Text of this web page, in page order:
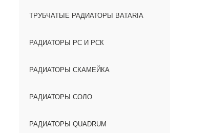
ТРУБЧАТЫЕ РАДИАТОРЫ BATARIA
РАДИАТОРЫ РС И РСК
РАДИАТОРЫ СКАМЕЙКА
РАДИАТОРЫ СОЛО
РАДИАТОРЫ QUADRUM